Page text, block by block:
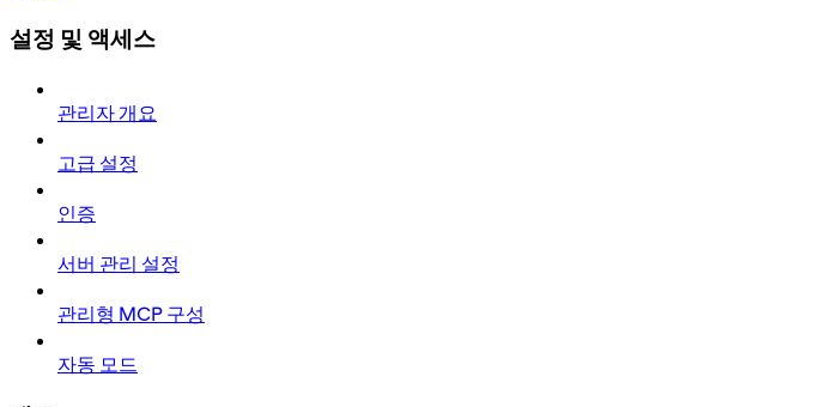
설정 및 액세스
관리자 개요
고급 설정
인증
서버 관리 설정
관리형 MCP 구성
자동 모드